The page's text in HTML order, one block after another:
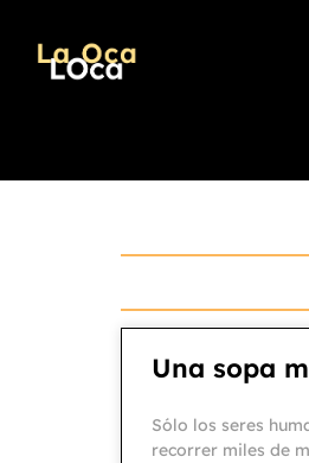
Una sopa
Sólo los seres
recorrer miles de